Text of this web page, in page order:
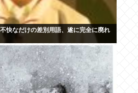
快なだけの差別用語、遂に完全に廃れ